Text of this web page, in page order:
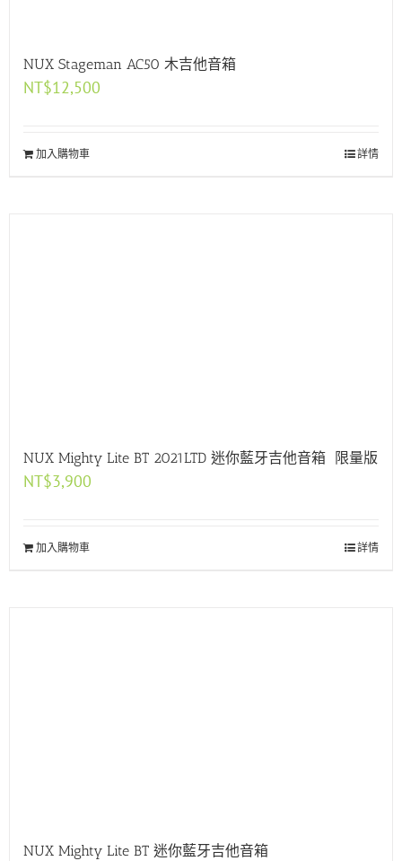
NUX Stageman AC50 木吉他音箱
NT$12,500
加入購物車 詳情
NUX Mighty Lite BT 2021LTD 迷你藍牙吉他音箱 限量版
NT$3,900
加入購物車 詳情
NUX Mighty Lite BT 迷你藍牙吉他音箱